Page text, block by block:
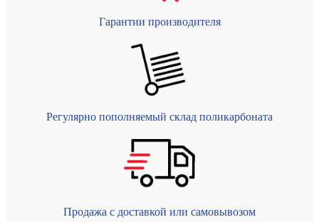
Гарантии производителя
Регулярно пополняемый склад поликарбоната
Продажа с доставкой или самовывозом